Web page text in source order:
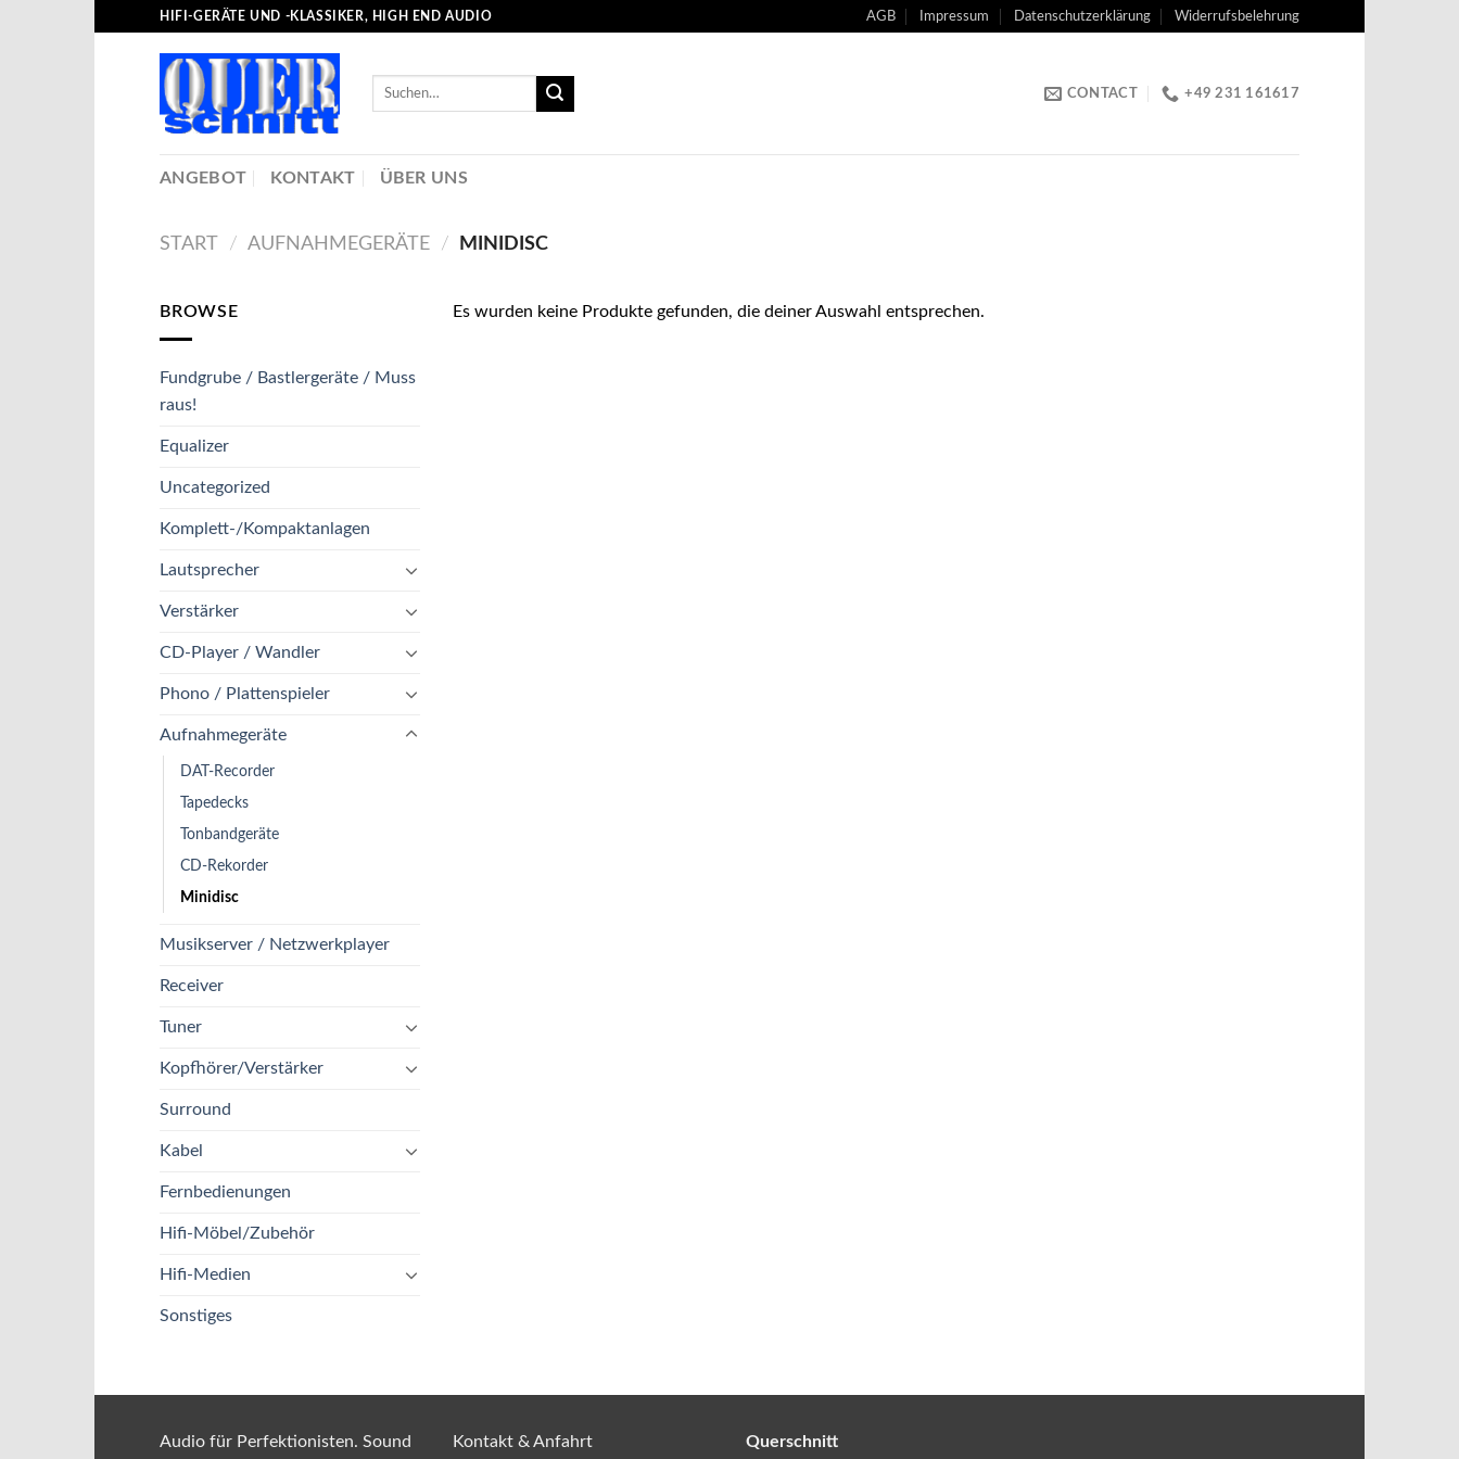
HIFI-GERÄTE UND -KLASSIKER, HIGH END AUDIO AGB Impressum Datenschutzerklärung Widerrufsbelehrung
Suche
CONTACT +49 231 161617
ANGEBOT KONTAKT ÜBER UNS
START / AUFNAHMEGERÄTE / MINIDISC
BROWSE
Fundgrube / Bastlergeräte / Muss
raus!
Equalizer
Uncategorized
Komplett-/Kompaktanlagen
Lautsprecher
Verstärker
CD-Player / Wandler
Phono / Plattenspieler
Aufnahmegeräte
DAT-Recorder
Tapedecks
Tonbandgeräte
CD-Rekorder
Minidisc
Musikserver / Netzwerkplayer
Receiver
Tuner
Kopfhörer/Verstärker
Surround
Kabel
Fernbedienungen
Hifi-Möbel/Zubehör
Hifi-Medien
Sonstiges
Es wurden keine Produkte gefunden, die deiner Auswahl entsprechen.
Audio für Perfektionisten. Sound Kontakt & Anfahrt Querschnitt